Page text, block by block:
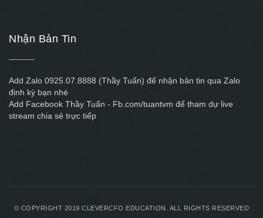
Nhận Bản Tin
Add Zalo 0925.07.8888 (Thầy Tuấn) để nhận bản tin qua Zalo
định kỳ bạn nhé
Add Facebook Thầy Tuấn - Fb.com/tuantvm để tham dự live
stream chia sẻ trực tiếp
© COPYRIGHT 2019 CLEVERCFO EDUCATION. ALL RIGHTS RESERVED